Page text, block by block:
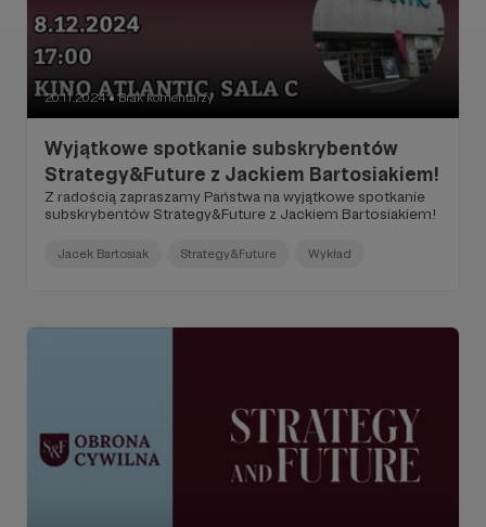
20.11.2024 ● Brak komentarzy
Wyjątkowe spotkanie subskrybentów
Strategy&Future z Jackiem Bartosiakiem!
Z radością zapraszamy Państwa na wyjątkowe spotkanie
subskrybentów Strategy&Future z Jackiem Bartosiakiem!
Jacek Bartosiak Strategy&Future Wykład